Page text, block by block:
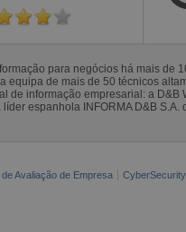
para negócios há mais de
de mais de 50 técnicos
informação empresarial: a D&B
espanhola INFORMA D&B S.A.
de Avaliação de Empresa